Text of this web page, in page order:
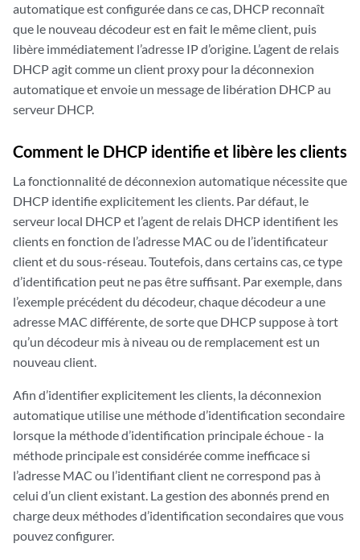
automatique est configurée dans ce cas, DHCP reconnaît
que le nouveau décodeur est en fait le même client, puis
libère immédiatement l’adresse IP d’origine. L’agent de relais
DHCP agit comme un client proxy pour la déconnexion
automatique et envoie un message de libération DHCP au
serveur DHCP.
Comment le DHCP identifie et libère les clients
La fonctionnalité de déconnexion automatique nécessite que
DHCP identifie explicitement les clients. Par défaut, le
serveur local DHCP et l’agent de relais DHCP identifient les
clients en fonction de l’adresse MAC ou de l’identificateur
client et du sous-réseau. Toutefois, dans certains cas, ce type
d’identification peut ne pas être suffisant. Par exemple, dans
l’exemple précédent du décodeur, chaque décodeur a une
adresse MAC différente, de sorte que DHCP suppose à tort
qu’un décodeur mis à niveau ou de remplacement est un
nouveau client.
Afin d’identifier explicitement les clients, la déconnexion
automatique utilise une méthode d’identification secondaire
lorsque la méthode d’identification principale échoue - la
méthode principale est considérée comme inefficace si
l’adresse MAC ou l’identifiant client ne correspond pas à
celui d’un client existant. La gestion des abonnés prend en
charge deux méthodes d’identification secondaires que vous
pouvez configurer.